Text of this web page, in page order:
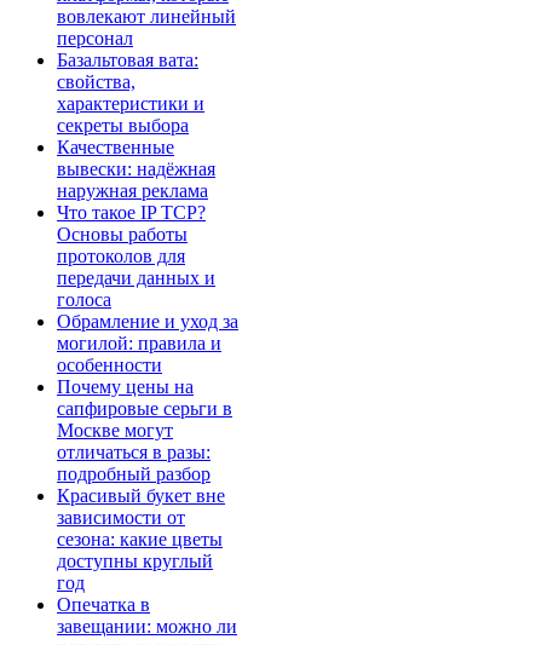
вовлекают линейный
персонал
Базальтовая вата:
свойства,
характеристики и
секреты выбора
Качественные
вывески: надёжная
наружная реклама
Что такое IP TCP?
Основы работы
протоколов для
передачи данных и
голоса
Обрамление и уход за
могилой: правила и
особенности
Почему цены на
сапфировые серьги в
Москве могут
отличаться в разы:
подробный разбор
Красивый букет вне
зависимости от
сезона: какие цветы
доступны круглый
год
Опечатка в
завещании: можно ли